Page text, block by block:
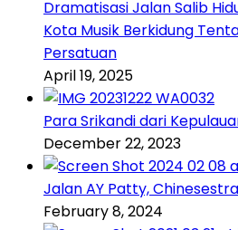
Dramatisasi Jalan Salib
Kota Musik Berkidung
Persatuan
April 19, 2025
Para Srikandi dari
December 22, 2023
Jalan AY Patty,
February 8, 2024